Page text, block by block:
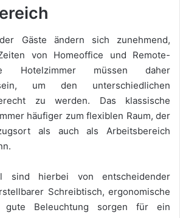
Gäste ändern sich zunehmend,
von Homeoffice und Remote-
Hotelzimmer müssen daher
um den unterschiedlichen
zu werden. Das klassische
häufiger zum flexiblen Raum, der
als auch als Arbeitsbereich
sind hierbei von entscheidender
Schreibtisch, ergonomische
Beleuchtung sorgen für ein